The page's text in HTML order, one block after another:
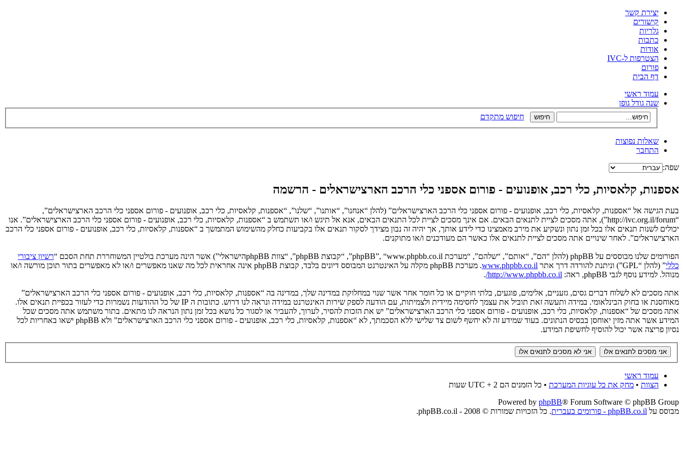
יצירת קשר
קישורים
גלריות
כתבות
אודות
הצטרפות ל-IVC
פורום
דף הבית
עמוד ראשי
שנה גודל גופן
חיפוש מתקדם
שאלות נפוצות
התחבר
שפה:
אספנות, קלאסיות, כלי רכב, אופנועים - פורום אספני כלי הרכב הארצישראלים - הרשמה
בעת הגישה אל “אספנות, קלאסיות, כלי רכב, אופנועים - פורום אספני כלי הרכב הארצישראלים” (להלן “אנחנו”, “אותנו”, “שלנו”, “אספנות, קלאסיות, כלי רכב, אופנועים - פורום אספני כלי הרכב הארצישראלים”,
“http://ivc.org.il/forum”), אתה מסכים לציית לתנאים הבאים. אם אינך מסכים לציית לכל התנאים הבאים, אנא אל תיגש ו/או תשתמש ב “אספנות, קלאסיות, כלי רכב, אופנועים - פורום אספני כלי הרכב הארצישראלים”. אנו
יכולים לשנות תנאים אלו בכל זמן נתון ונשקיע את מירב מאמצינו כדי לידע אותך, אך יהיה זה נבון מצידך לסקור תנאים אלו בקביעות כחלק מהשימוש המתמשך ב “אספנות, קלאסיות, כלי רכב, אופנועים - פורום אספני כלי הרכב
הארצישראלים”. לאחר שינויים אתה מסכים לציית לתנאים אלו כאשר הם מעודכנים ו/או מתוקנים.
הפורומים שלנו מבוססים על phpBB (להלן “הם”, “אותם”, “שלהם”, “מערכת phpBB”, “www.phpbb.co.il”, “קבוצת phpBB”, “צוות phpBBהישראלי”) אשר הינה מערכת בולטיין המשוחררת תחת הסכם “
רשיון ציבורי
כללי” (להלן “GPL”) וניתנת להורדה דרך אתר www.phpbb.co.il
. מערכת phpBB מקלה על האינטרנט המבוסס דיונים בלבד, קבוצת phpBB אינה אחראית לכל מה שאנו מאפשרים ו/או לא מאפשרים בתור תוכן מורשה ו/או
מנוהל. למידע נוסף לגבי phpBB, ראה:
http://www.phpbb.co.il/
.
אתה מסכים לא לשלוח דברים גסים, גזעניים, אלימים, פוגעים, בלתי חוקיים או כל חומר אחר אשר שנוי במחלוקת במדינה שלך, במדינה בה “אספנות, קלאסיות, כלי רכב, אופנועים - פורום אספני כלי הרכב הארצישראלים”
מאוחסנת או בחוק הבינלאומי. במידה ותעשה זאת תוביל את עצמך לחסימה מיידית ולצמיתות, עם הודעה לספק שירות האינטרנט במידה ונראה לנו דרוש. כתובות ה IP של כל ההודעות נשמרות כדי לעזור בכפיית תנאים אלו.
אתה מסכים של “אספנות, קלאסיות, כלי רכב, אופנועים - פורום אספני כלי הרכב הארצישראלים” יש את הזכות להסיר, לערוך, להעביר או לסגור כל נושא בכל זמן נתון הנראה לנו מתאים. בתור משתמש אתה מסכים שכל
המידע אשר אתה מזין יאוחסן בבסיס הנתונים. בעוד שמידע זה לא יחשף לשום צד שלישי ללא הסכמתך, לא “אספנות, קלאסיות, כלי רכב, אופנועים - פורום אספני כלי הרכב הארצישראלים” ולא phpBB ישאו באחריות לכל
נסיון פריצה אשר יכול להוסיף לחשיפת המידע.
עמוד ראשי
הצוות • מחק את כל עוגיות המערכת • כל הזמנים הם UTC + 2 שעות
Powered by phpBB® Forum Software © phpBB Group
מבוסס על phpBB.co.il - פורומים בעברית . כל הזכויות שמורות © 2008 - phpBB.co.il.